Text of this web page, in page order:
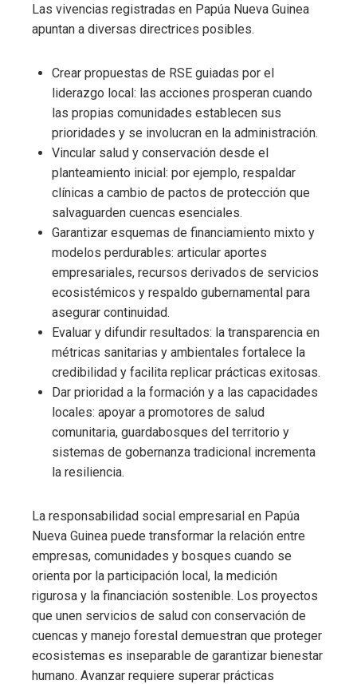
Las vivencias registradas en Papúa Nueva Guinea
apuntan a diversas directrices posibles.
Crear propuestas de RSE guiadas por el
liderazgo local: las acciones prosperan cuando
las propias comunidades establecen sus
prioridades y se involucran en la administración.
Vincular salud y conservación desde el
planteamiento inicial: por ejemplo, respaldar
clínicas a cambio de pactos de protección que
salvaguarden cuencas esenciales.
Garantizar esquemas de financiamiento mixto y
modelos perdurables: articular aportes
empresariales, recursos derivados de servicios
ecosistémicos y respaldo gubernamental para
asegurar continuidad.
Evaluar y difundir resultados: la transparencia en
métricas sanitarias y ambientales fortalece la
credibilidad y facilita replicar prácticas exitosas.
Dar prioridad a la formación y a las capacidades
locales: apoyar a promotores de salud
comunitaria, guardabosques del territorio y
sistemas de gobernanza tradicional incrementa
la resiliencia.
La responsabilidad social empresarial en Papúa
Nueva Guinea puede transformar la relación entre
empresas, comunidades y bosques cuando se
orienta por la participación local, la medición
rigurosa y la financiación sostenible. Los proyectos
que unen servicios de salud con conservación de
cuencas y manejo forestal demuestran que proteger
ecosistemas es inseparable de garantizar bienestar
humano. Avanzar requiere superar prácticas